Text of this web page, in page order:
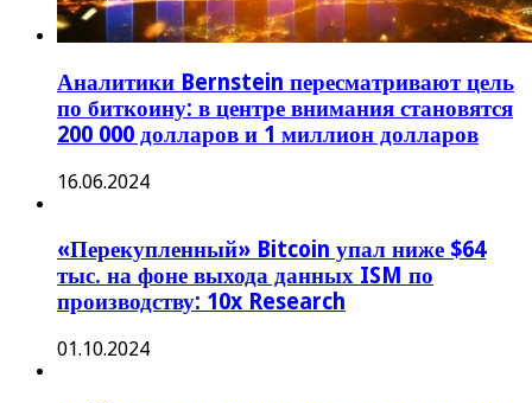
Аналитики Bernstein пересматривают цель
по биткоину: в центре внимания становятся
200 000 долларов и 1 миллион долларов
16.06.2024
«Перекупленный» Bitcoin упал ниже $64
тыс. на фоне выхода данных ISM по
производству: 10x Research
01.10.2024